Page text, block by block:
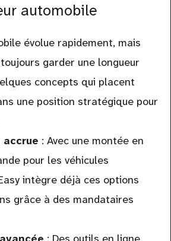
automobile
évolue rapidement, mais
garder une longueur
concepts qui placent
une position stratégique pour
: Avec une montée en
pour les véhicules
intègre déjà ces options
grâce à des mandataires